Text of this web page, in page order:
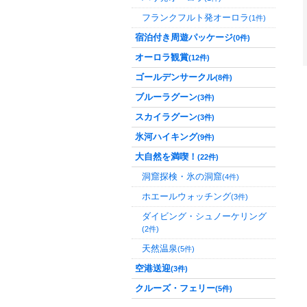
フランクフルト発オーロラ(1件)
宿泊付き周遊パッケージ(0件)
オーロラ観賞(12件)
ゴールデンサークル(8件)
ブルーラグーン(3件)
スカイラグーン(3件)
氷河ハイキング(9件)
大自然を満喫！ (22件)
洞窟探検・氷の洞窟(4件)
ホエールウォッチング(3件)
ダイビング・シュノーケリング
(2件)
天然温泉(5件)
空港送迎(3件)
クルーズ・フェリー(5件)